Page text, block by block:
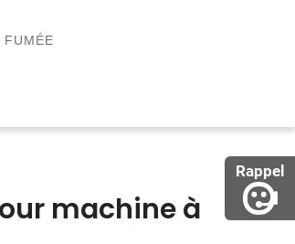
Rappel
FUMÉE
machine à